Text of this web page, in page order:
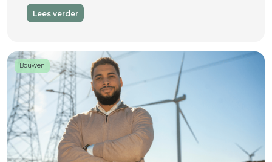
Lees verder
Bouwen